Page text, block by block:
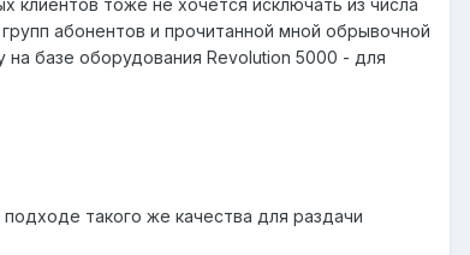
клиентов тоже не хочется исключать из числа
абонентов и прочитанной мной обрывочной
базе оборудования Revolution 5000 - для
такого же качества для раздачи